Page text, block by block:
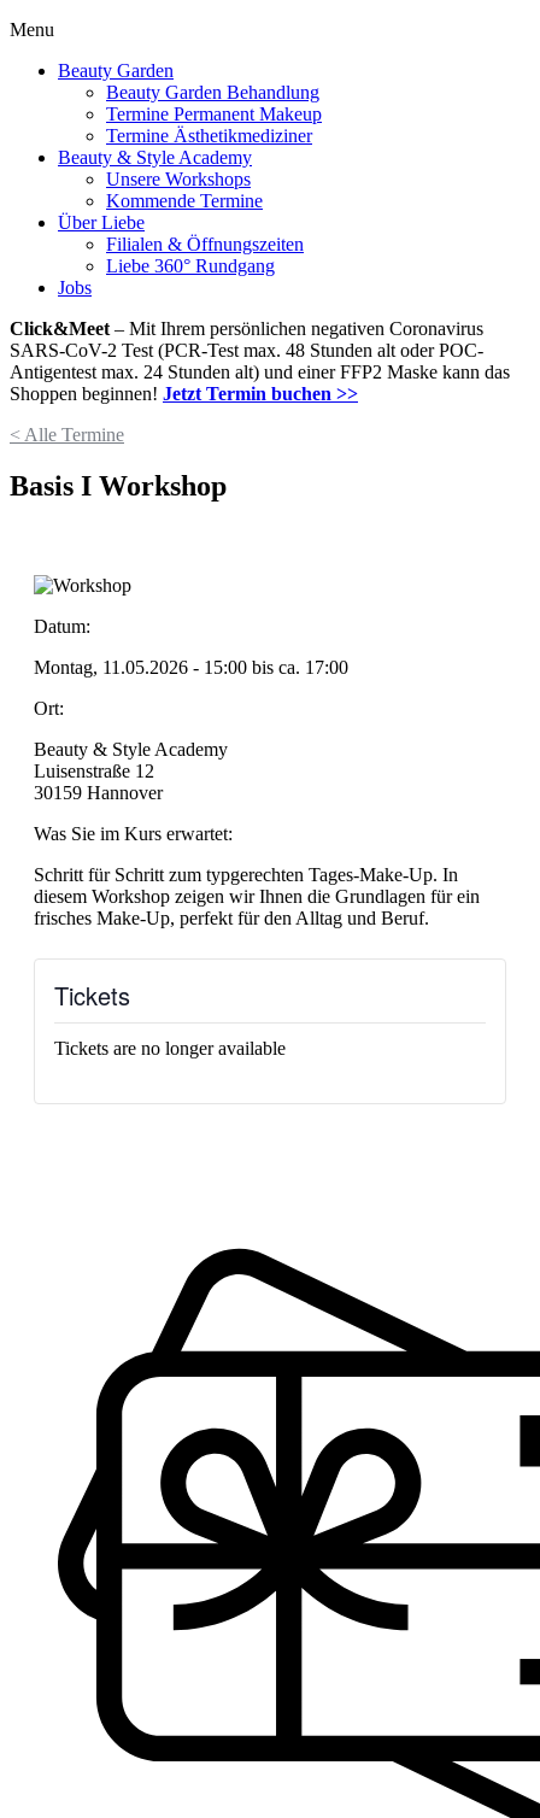
Menu
Beauty Garden
Beauty Garden Behandlung
Termine Permanent Makeup
Termine Ästhetikmediziner
Beauty & Style Academy
Unsere Workshops
Kommende Termine
Über Liebe
Filialen & Öffnungszeiten
Liebe 360° Rundgang
Jobs
Click&Meet – Mit Ihrem persönlichen negativen Coronavirus
SARS-CoV-2 Test (PCR-Test max. 48 Stunden alt oder POC-
Antigentest max. 24 Stunden alt) und einer FFP2 Maske kann das
Shoppen beginnen! Jetzt Termin buchen >>
< Alle Termine
Basis I Workshop
Datum:
Montag, 11.05.2026 - 15:00 bis ca. 17:00
Ort:
Beauty & Style Academy
Luisenstraße 12
30159 Hannover
Was Sie im Kurs erwartet:
Schritt für Schritt zum typgerechten Tages-Make-Up. In
diesem Workshop zeigen wir Ihnen die Grundlagen für ein
frisches Make-Up, perfekt für den Alltag und Beruf.
Tickets
Tickets are no longer available